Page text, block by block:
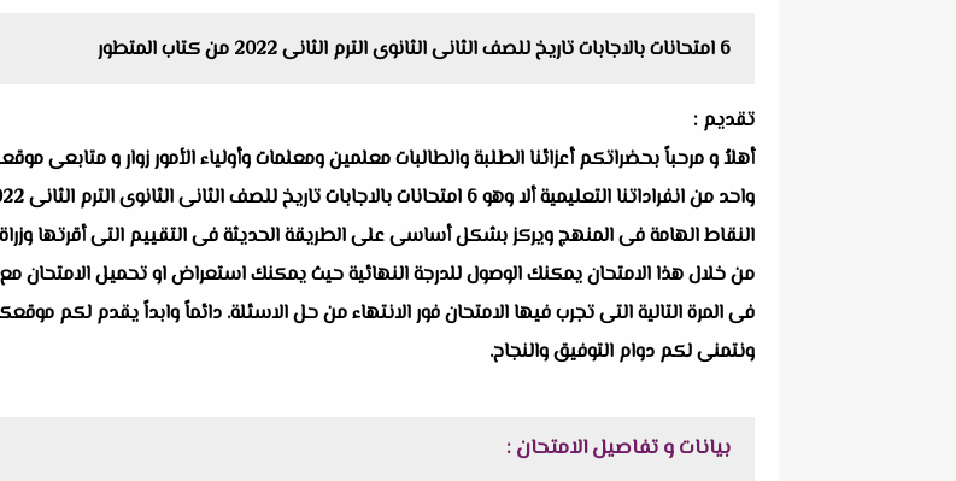
6 امتحانات بالاجابات تاريخ للصف الثانى الثانوى الترم الثانى 2022 من كتاب المتطور
تقديم :
أهلاُ و مرحباً بحضراتكم أعزائنا الطلبة والطالبات معلمين ومعلمات وأولياء الأمور زوار و متابعى
النقاط الهامة فى المنهج ويركز بشكل أساسى على الطريقة الحديثة فى التقييم التى أقرتها وزراة
من خلال هذا الامتحان يمكنك الوصول للدرجة النهائية حيث يمكنك استعراض او تحميل الامتحان
فى المرة التالية التى تجرب فيها الامتحان فور الانتهاء من حل الاسئلة. دائماً وابداً يقدم لكم
ونتمنى لكم دوام التوفيق والنجاح.
بيانات و تفاصيل الامتحان :